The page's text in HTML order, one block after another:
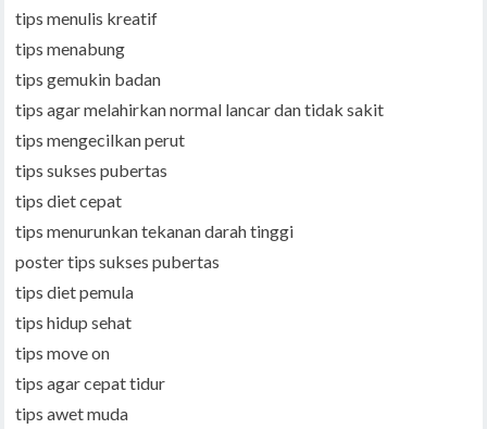
tips menulis kreatif
tips menabung
tips gemukin badan
tips agar melahirkan normal lancar dan tidak sakit
tips mengecilkan perut
tips sukses pubertas
tips diet cepat
tips menurunkan tekanan darah tinggi
poster tips sukses pubertas
tips diet pemula
tips hidup sehat
tips move on
tips agar cepat tidur
tips awet muda